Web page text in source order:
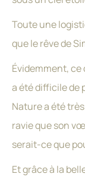
Toute une
que le rêve de
Évidemment,
a été difficile de
Nature a été
ravie que son
serait-ce que
Et grâce à la